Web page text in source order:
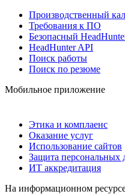
Производственный
Требования к ПО
Безопасный
HeadHunter API
Поиск работы
Поиск по резюме
Мобильное приложение
Этика и комплаенс
Оказание услуг
Использование сайтов
Защита персональных
ИТ аккредитация
На информационном